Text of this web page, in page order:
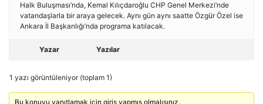
Halk Buluşması’nda, Kemal Kılıçdaroğlu CHP Genel Merkezi’nde
vatandaşlarla bir araya gelecek. Aynı gün aynı saatte Özgür Özel ise
Ankara İl Başkanlığı’nda programa katılacak.
Yazar Yazılar
1 yazı görüntüleniyor (toplam 1)
Bu konuyu yanıtlamak için giriş yapmış olmalısınız.